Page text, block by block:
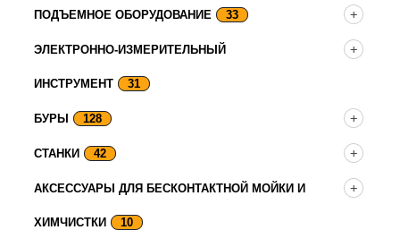
ПОДЪЕМНОЕ ОБОРУДОВАНИЕ 33
ЭЛЕКТРОННО-ИЗМЕРИТЕЛЬНЫЙ
ИНСТРУМЕНТ 31
БУРЫ 128
СТАНКИ 42
АКСЕССУАРЫ ДЛЯ БЕСКОНТАКТНОЙ МОЙКИ И
ХИМЧИСТКИ 10